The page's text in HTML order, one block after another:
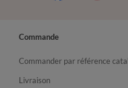
Commande
Commander par référence
Livraison